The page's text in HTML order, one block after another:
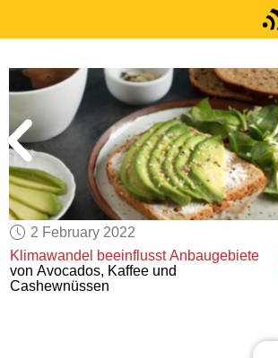
2 February 2022
Klimawandel beeinflusst Anbaugebiete
von Avocados, Kaffee und
Cashewnüssen